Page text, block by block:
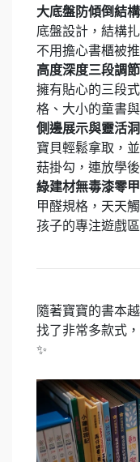
大底盤防傾倒結構
底盤設計，結構
不用擔心書櫃被推
高度深度三段調節
擁有貼心的三段
格、大小的童書與
側邊展示與靈活洞
寶貝輕鬆拿取，
菇掛勾，連放學
綠建材無毒漆零甲
甲醛規格，天天
孩子的專注遊戲
隨著寶寶的書本
找了非常多款式
✨